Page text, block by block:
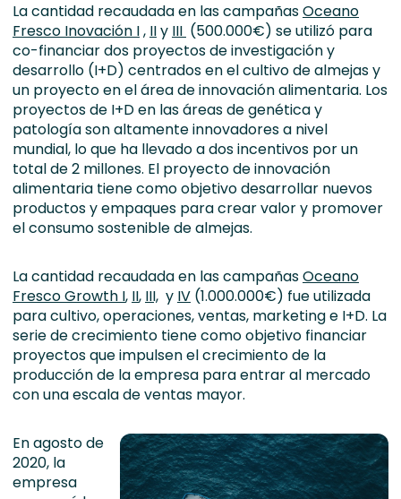
La cantidad recaudada en las campañasOceano
Fresco Inovación I, IIy III (500.000€) se utilizó para
co-financiar dos proyectos de investigación y
desarrollo (I+D) centrados en el cultivo de almejas y
un proyecto en el área de innovación alimentaria. Los
proyectos de I+D en las áreas de genética y
patología son altamente innovadores a nivel
mundial, lo que ha llevado a dos incentivos por un
total de 2 millones. El proyecto de innovación
alimentaria tiene como objetivo desarrollar nuevos
productos y empaques para crear valor y promover
el consumo sostenible de almejas.
La cantidad recaudada en las campañasOceano
Fresco Growth I, II, III, y IV (1.000.000€) fue utilizada
para cultivo, operaciones, ventas, marketing e I+D. La
serie de crecimiento tiene como objetivo financiar
proyectos que impulsen el crecimiento de la
producción de la empresa para entrar al mercado
con una escala de ventas mayor.
En agosto de
2020, la
empresa